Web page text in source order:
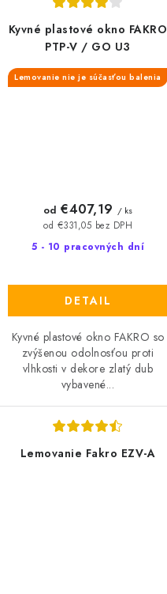
Kyvné plastové okno FAKRO
PTP-V / GO U3
Lemovanie nie je súčasťou balenia
5 - 10 pracovných dní
od €331,05 bez DPH
od €407,19 / ks
DETAIL
Kyvné plastové okno FAKRO so
zvýšenou odolnosťou proti
vlhkosti v dekore zlatý dub
vybavené...
Lemovanie Fakro EZV-A